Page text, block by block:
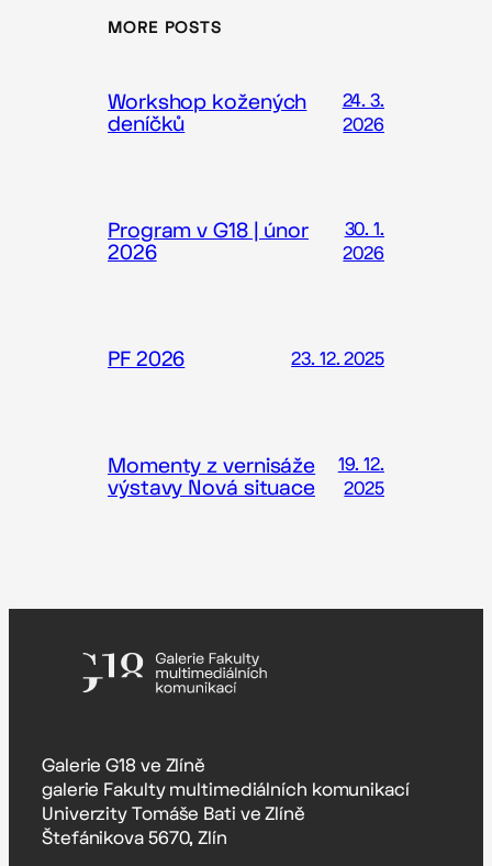
MORE POSTS
Workshop kožených
deníčků
24. 3.
2026
Program v G18 | únor
2026
30. 1.
2026
PF 2026 23. 12. 2025
Momenty z vernisáže
výstavy Nová situace
19. 12.
2025
Galerie G18 ve Zlíně
galerie Fakulty multimediálních komunikací
Univerzity Tomáše Bati ve Zlíně
Štefánikova 5670, Zlín